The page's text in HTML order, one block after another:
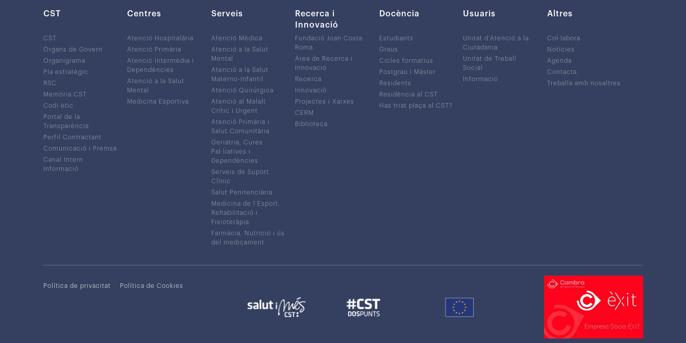
CST
CST
Òrgans de Govern
Organigrama
Pla estratègic
RSC
Memòria CST
Codi ètic
Portal de la
Transparència
Perfil Contractant
Comunicació i Premsa
Canal Intern
Informació
Centres
Atenció Hospitalària
Atenció Primària
Atenció Intermèdia i
Dependències
Atenció a la Salut
Mental
Medicina Esportiva
Serveis
Atenció Mèdica
Atenció a la Salut
Mental
Atenció a la Salut
Materno-Infantil
Atenció Quirúrgica
Atenció al Malalt
Crític i Urgent
Atenció Primària i
Salut Comunitària
Geriatria, Cures
Pal·liatives i
Dependències
Serveis de Suport
Clínic
Salut Penitenciària
Medicina de l’Esport,
Rehabilitació i
Fisioteràpia
Farmàcia, Nutrició i ús
del medicament
Recerca i
Innovació
Fundació Joan Costa
Roma
Àrea de Recerca i
Innovació
Recerca
Innovació
Projectes i Xarxes
CERM
Biblioteca
Docència
Estudiants
Graus
Cicles formatius
Postgrau i Màster
Residents
Residència al CST
Has triat plaça al CST?
Usuaris
Unitat d’Atenció a la
Ciutadania
Unitat de Treball
Social
Informació
Altres
Col·labora
Notícies
Agenda
Contacta
Treballa amb nosaltres
Política de privacitat Política de Cookies